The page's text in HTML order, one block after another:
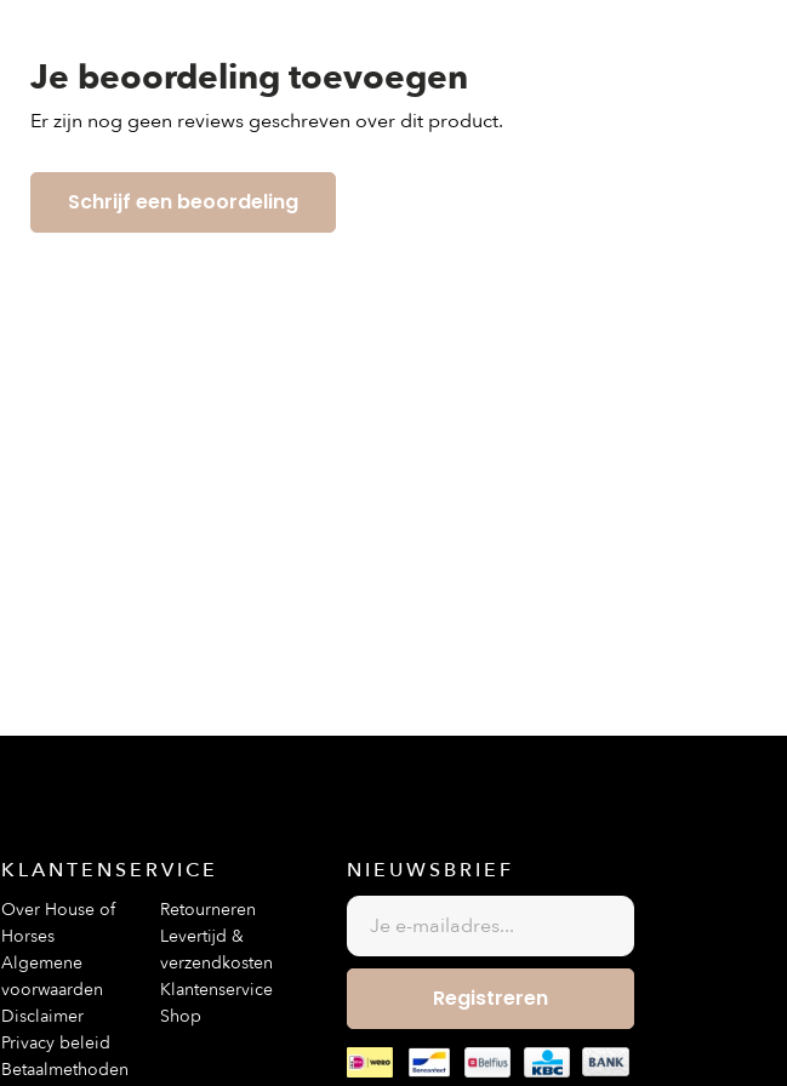
Je beoordeling toevoegen
Er zijn nog geen reviews geschreven over dit product.
Schrijf een beoordeling
KLANTENSERVICE
Over House of
Horses
Algemene
voorwaarden
Disclaimer
Privacy beleid
Betaalmethoden
Retourneren
Levertijd &
verzendkosten
Klantenservice
Shop
NIEUWSBRIEF
Registreren